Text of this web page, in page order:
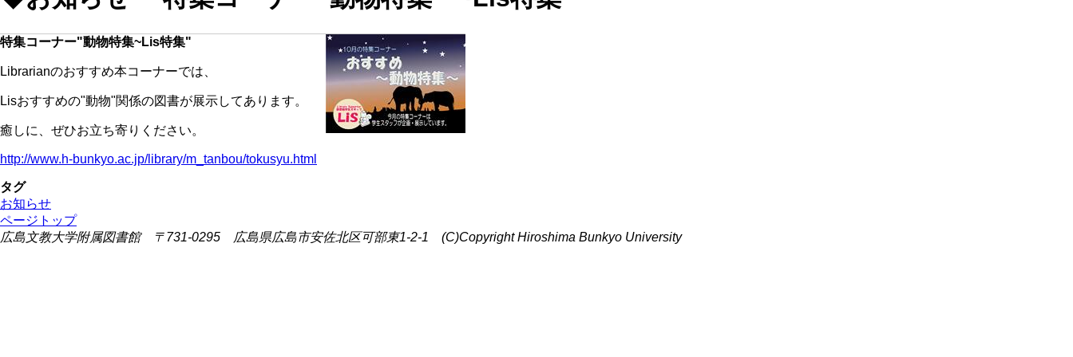
特集コーナー"動物特集~Lis特集"
Librarianのおすすめ本コーナーでは、
Lisおすすめの"動物"関係の図書が展示してあります。
癒しに、ぜひお立ち寄りください。
http://www.h-bunkyo.ac.jp/library/m_tanbou/tokusyu.html
タグ
お知らせ
ページトップ
広島文教大学附属図書館 〒731-0295 広島県広島市安佐北区可部東1-2-1 (C)Copyright Hiroshima Bunkyo University